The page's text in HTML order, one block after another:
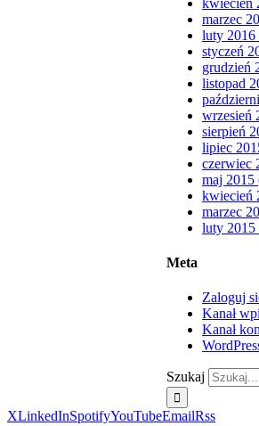
marzec
luty 2016
styczeń
grudzień
listopad
wrzesień
sierpień
lipiec
czerwiec
maj 2015
kwiecień
marzec
luty 2015
Meta
Zaloguj
Kanał
Kanał
Szukaj
XLinkedInSpotifyYouTubeEmailRss